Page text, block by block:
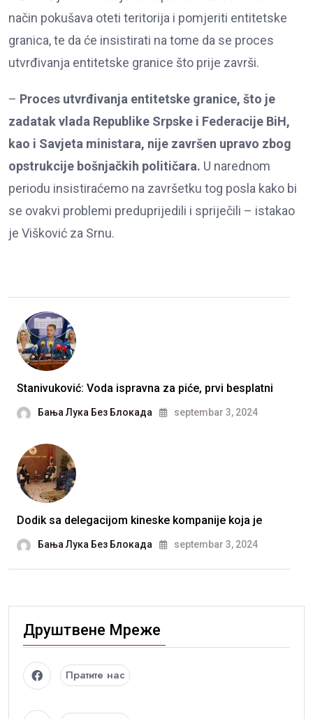
način pokušava oteti teritorija i pomjeriti entitetske
granica, te da će insistirati na tome da se proces
utvrđivanja entitetske granice što prije završi.
– Proces utvrđivanja entitetske granice, što je
zadatak vlada Republike Srpske i Federacije BiH,
kao i Savjeta ministara, nije završen upravo zbog
opstrukcije bošnjačkih političara. U narednom
periodu insistiraćemo na završetku tog posla kako bi
se ovakvi problemi preduprijedili i spriječili – istakao
je Višković za Srnu.
Stanivuković: Voda ispravna za piće, prvi besplatni
Бања Лука Без Блокада septembar 3, 2024
Dodik sa delegacijom kineske kompanije koja je
Бања Лука Без Блокада septembar 3, 2024
Друштвене Мреже
Пратите нас